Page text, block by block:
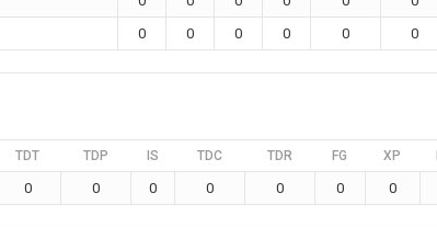
0 0 0 0 0 0
TDT TDP IS TDC TDR FG XP
0 0 0 0 0 0 0